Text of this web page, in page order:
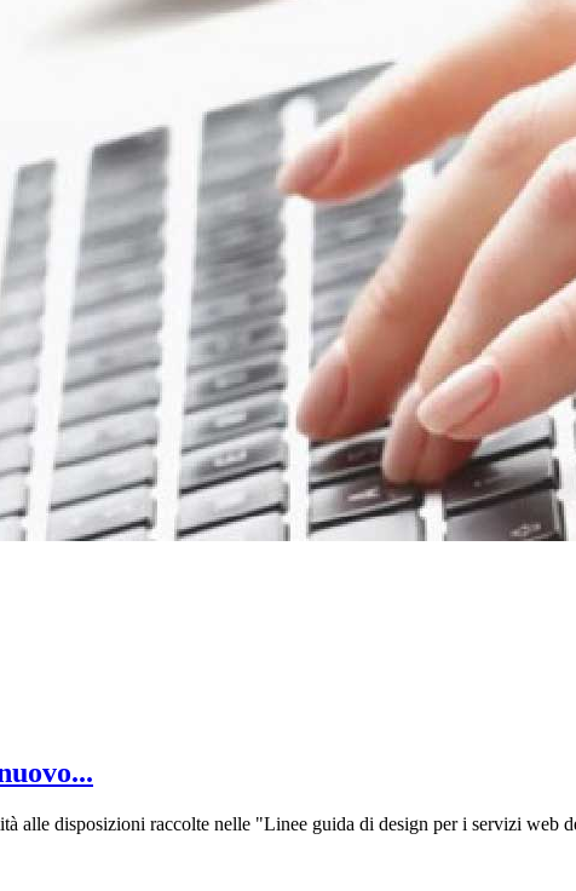
alle disposizioni raccolte nelle "Linee guida di design per i servizi web